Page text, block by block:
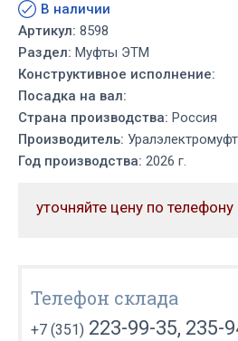
В наличии
Артикул: 8598
Раздел: Муфты ЭТМ
Конструктивное исполнение:
Посадка на вал:
Страна производства: Россия
Производитель:
Год производства: 2026 г.
уточняйте цену по телефону
Телефон склада
+7 (351) 223-99-35, 235-